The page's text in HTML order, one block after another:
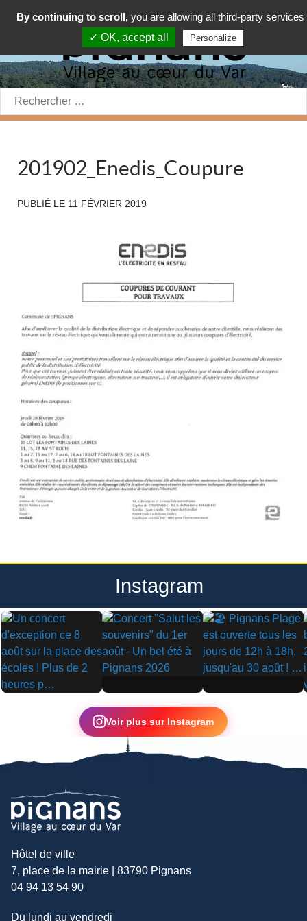
Rechercher:
201902_Enedis_Coupure
PUBLIÉ LE 11 FÉVRIER 2019
Instagram
▶
▶ ▶
Voir plus sur Instagram
Hôtel de ville
7, place de la mairie | 83790 Pignans
04 94 13 54 90
Du lundi au vendredi
By continuing to scroll, you are allowing all third-party services
✓ OK, accept all
Personalize